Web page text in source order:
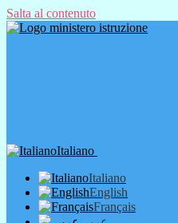
Salta al contenuto
Italiano
Italiano
English
Français